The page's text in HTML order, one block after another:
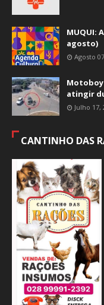
MUQUI:
agosto)
Agosto
atingir
Julho 17,
CANTINHO DAS